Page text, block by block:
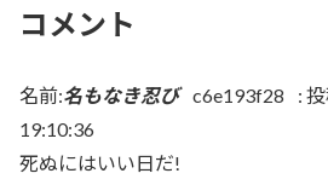
コメント
名前:名もなき忍び c6e193f28 :
19:10:36
死ぬにはいい日だ!